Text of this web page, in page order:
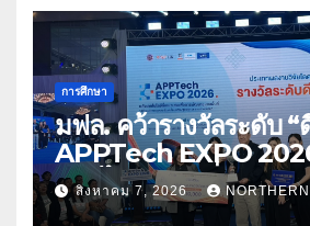
การศึกษา
มฟล. คว้ารางวัลระดับ “
APPTech EXPO
สมุนไพร ขับเคลื่อนนวัต
พาณิชย์
สิงหาคม 7, 2026 NORTHERN